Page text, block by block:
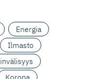
Energia
Ilmasto
Korona